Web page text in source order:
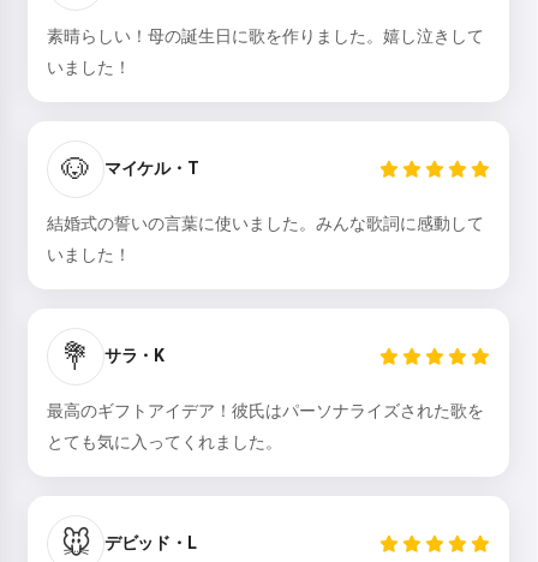
素晴らしい！母の誕生日に歌を作りました。嬉し泣きして
いました！
🐶 マイケル・T
結婚式の誓いの言葉に使いました。みんな歌詞に感動して
いました！
💐 サラ・K
最高のギフトアイデア！彼氏はパーソナライズされた歌を
とても気に入ってくれました。
🐭 デビッド・L